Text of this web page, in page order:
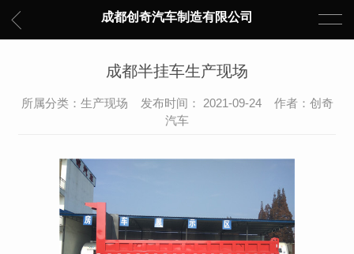
成都创奇汽车制造有限公司
成都半挂车生产现场
所属分类：生产现场 发布时间： 2021-09-24 作者：创奇
汽车